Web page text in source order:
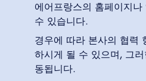
에어프랑스의 홈페이지
수 있습니다.
경우에 따라 본사의 협력
하시게 될 수 있으며, 그
동됩니다.